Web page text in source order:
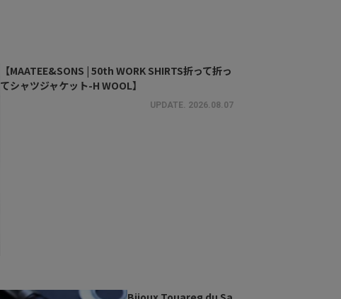
【MAATEE&SONS | 50th WORK SHIRTS折って折っ
てシャツジャケット-H WOOL】
UPDATE. 2026.08.07